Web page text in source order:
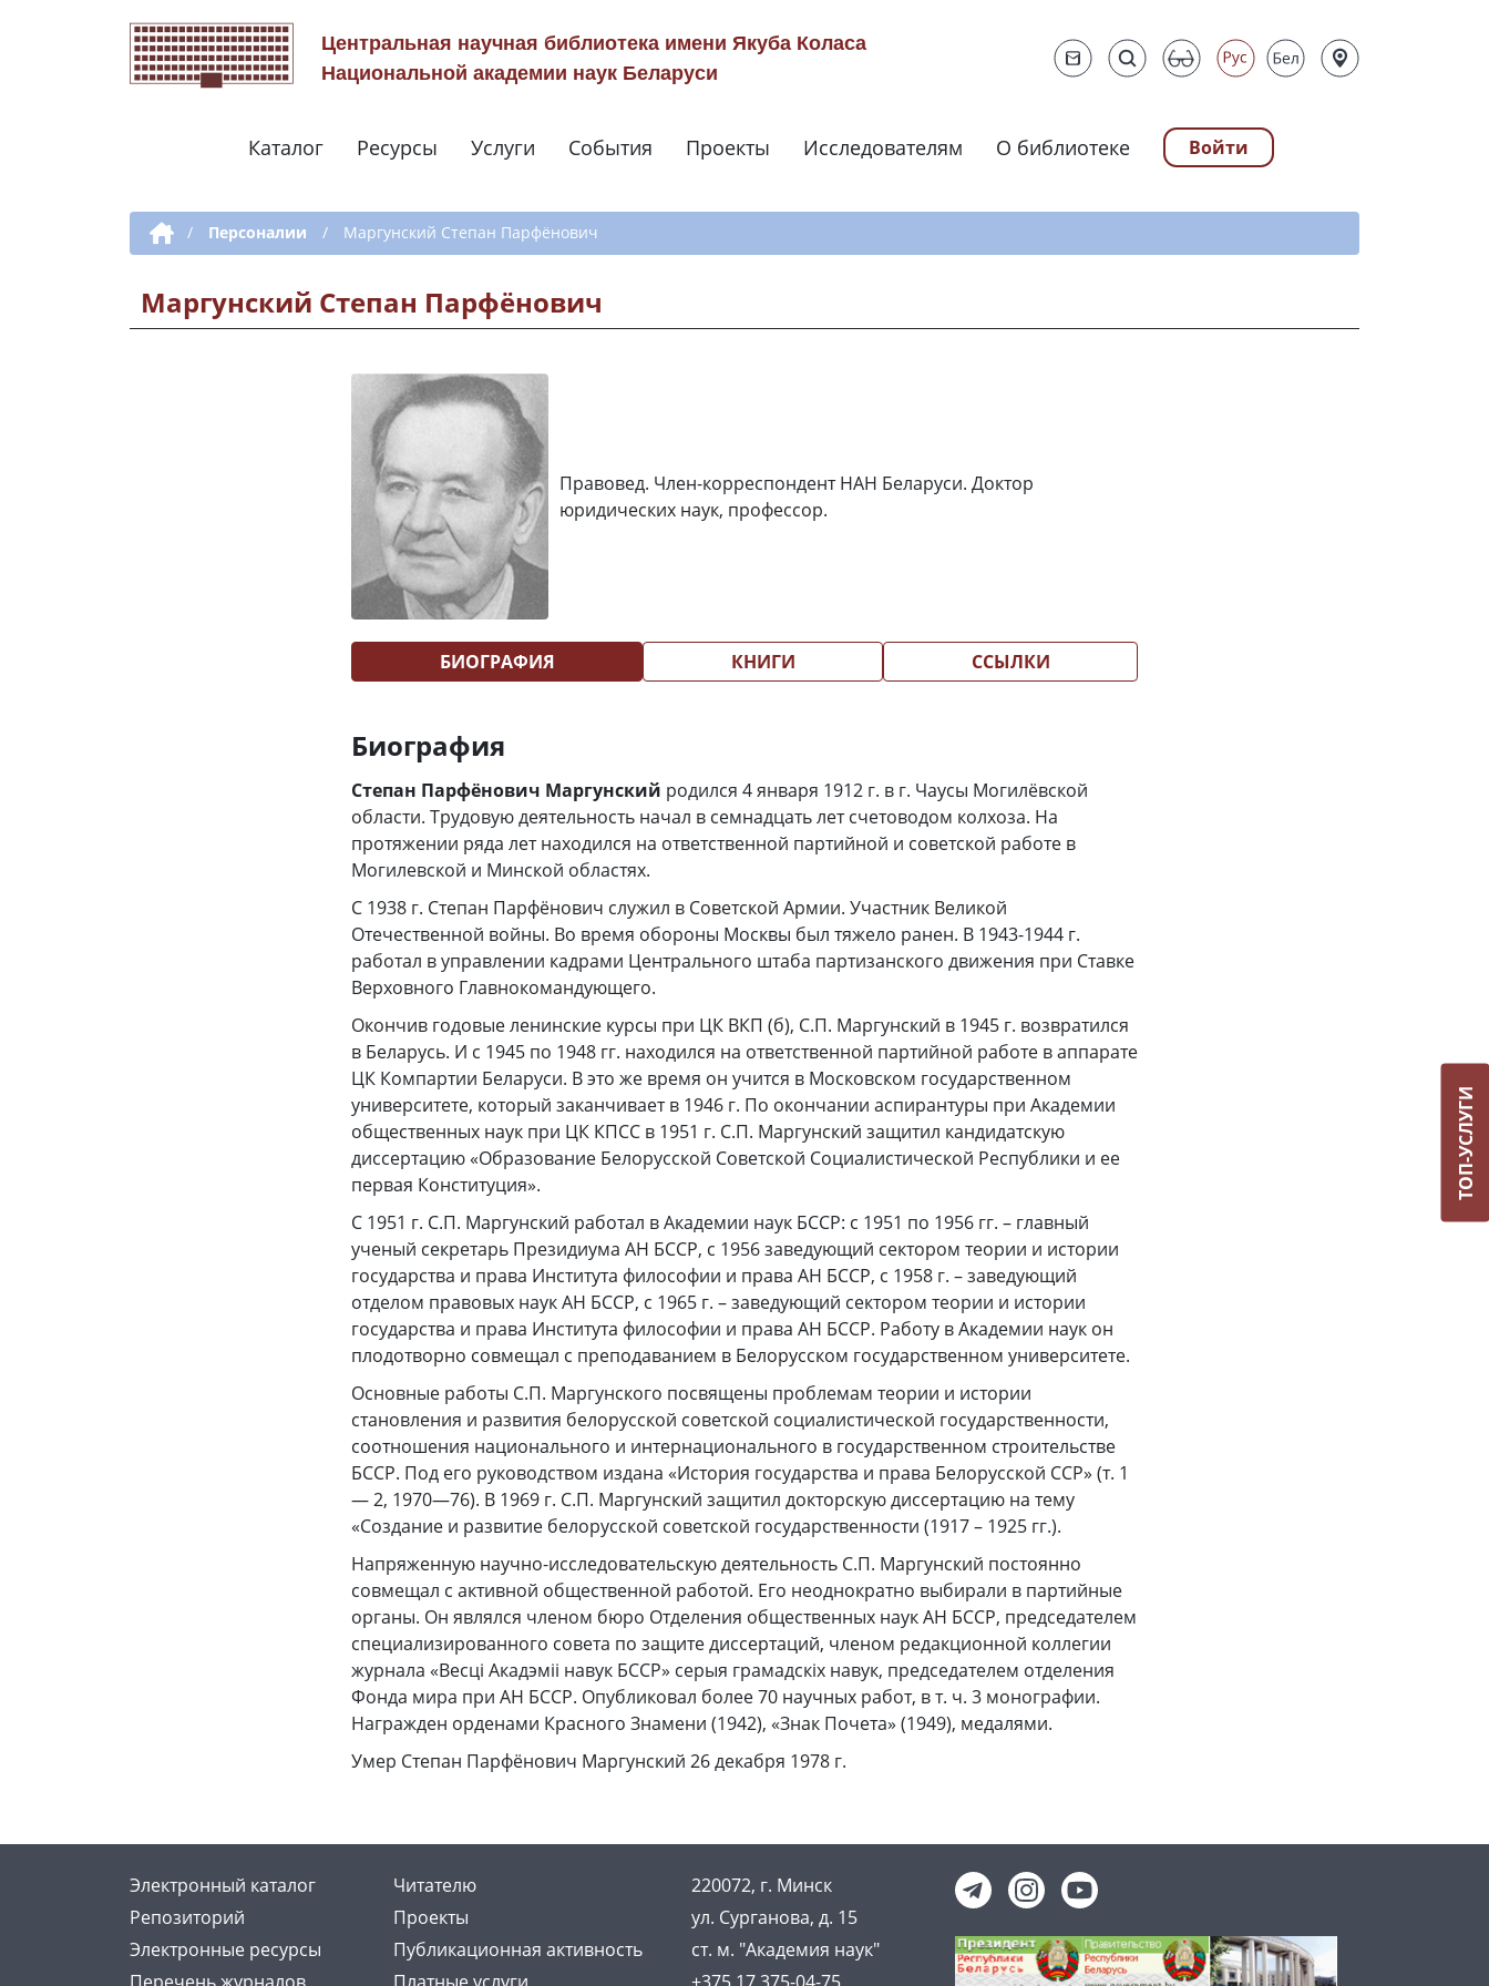
Центральная научная библиотека имени Якуба Коласа
Национальной академии наук Беларуси
Навигация по сайту
Каталог Ресурсы Услуги События Проекты Исследователям О библиотеке Войти
Дополнительная навигация
/ Персоналии / Маргунский Степан Парфёнович
Маргунский Степан Парфёнович
Правовед. Член-корреспондент НАН Беларуси. Доктор
юридических наук, профессор.
БИОГРАФИЯ КНИГИ ССЫЛКИ
Биография
Степан Парфёнович Маргунский родился 4 января 1912 г. в г. Чаусы Могилёвской
области. Трудовую деятельность начал в семнадцать лет счетоводом колхоза. На
протяжении ряда лет находился на ответственной партийной и советской работе в
Могилевской и Минской областях.
С 1938 г. Степан Парфёнович служил в Советской Армии. Участник Великой
Отечественной войны. Во время обороны Москвы был тяжело ранен. В 1943-1944 г.
работал в управлении кадрами Центрального штаба партизанского движения при Ставке
Верховного Главнокомандующего.
Окончив годовые ленинские курсы при ЦК ВКП (б), С.П. Маргунский в 1945 г. возвратился
в Беларусь. И с 1945 по 1948 гг. находился на ответственной партийной работе в аппарате
ЦК Компартии Беларуси. В это же время он учится в Московском государственном
университете, который заканчивает в 1946 г. По окончании аспирантуры при Академии
общественных наук при ЦК КПСС в 1951 г. С.П. Маргунский защитил кандидатскую
диссертацию «Образование Белорусской Советской Социалистической Республики и ее
первая Конституция».
С 1951 г. С.П. Маргунский работал в Академии наук БССР: с 1951 по 1956 гг. – главный
ученый секретарь Президиума АН БССР, с 1956 заведующий сектором теории и истории
государства и права Института философии и права АН БССР, с 1958 г. – заведующий
отделом правовых наук АН БССР, с 1965 г. – заведующий сектором теории и истории
государства и права Института философии и права АН БССР. Работу в Академии наук он
плодотворно совмещал с преподаванием в Белорусском государственном университете.
Основные работы С.П. Маргунского посвящены проблемам теории и истории
становления и развития белорусской советской социалистической государственности,
соотношения национального и интернационального в государственном строительстве
БССР. Под его руководством издана «История государства и права Белорусской ССР» (т. 1
— 2, 1970—76). В 1969 г. С.П. Маргунский защитил докторскую диссертацию на тему
«Создание и развитие белорусской советской государственности (1917 – 1925 гг.).
Напряженную научно-исследовательскую деятельность С.П. Маргунский постоянно
совмещал с активной общественной работой. Его неоднократно выбирали в партийные
органы. Он являлся членом бюро Отделения общественных наук АН БССР, председателем
специализированного совета по защите диссертаций, членом редакционной коллегии
журнала «Весці Акадэміі навук БССР» серыя грамадскіх навук, председателем отделения
Фонда мира при АН БССР. Опубликовал более 70 научных работ, в т. ч. 3 монографии.
Награжден орденами Красного Знамени (1942), «Знак Почета» (1949), медалями.
Умер Степан Парфёнович Маргунский 26 декабря 1978 г.
Электронный каталог
Читателю
Репозиторий
Проекты
Электронные ресурсы
Публикационная активность
220072, г. Минск
ул. Сурганова, д. 15
ст. м. "Академия наук"
ТОП-УСЛУГИ